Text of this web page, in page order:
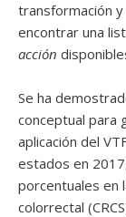
transformación
encontrar una
acción
Se ha
conceptual para
aplicación del
estados en
porcentuales en
colorrectal